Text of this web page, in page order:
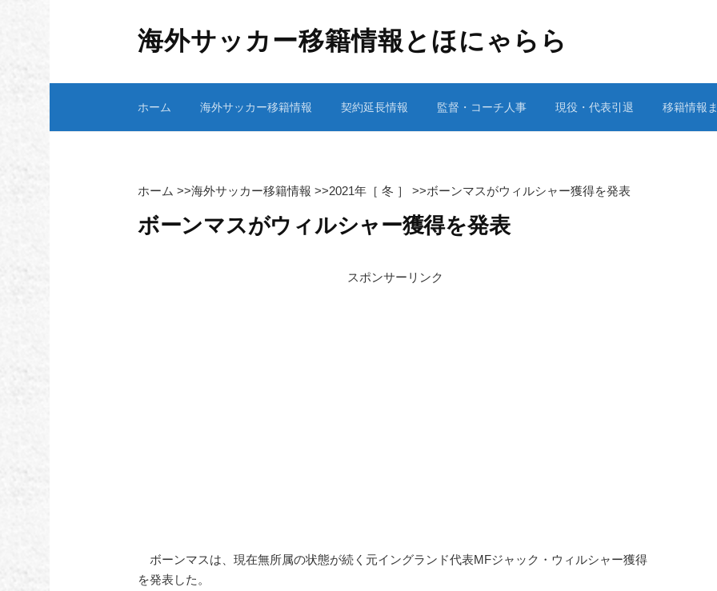
ス
海外サッカー移籍情報とほにゃらら
ホーム 海外サッカー移籍情報 契約延長情報 監督・コーチ人事 現役・代表引退 移籍情報
ホーム >>海外サッカー移籍情報 >>2021年［ 冬 ］ >>ボーンマスがウィルシャー獲得を発表
ボーンマスがウィルシャー獲得を発表
スポンサーリンク
ボーンマスは、現在無所属の状態が続く元イングランド代表MFジャック・ウィルシャー獲得
を発表した。